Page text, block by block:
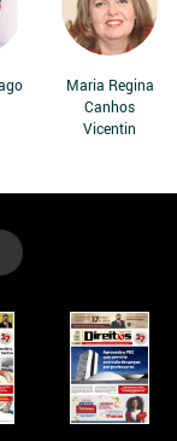
Maria Regina
Canhos
Vicentin